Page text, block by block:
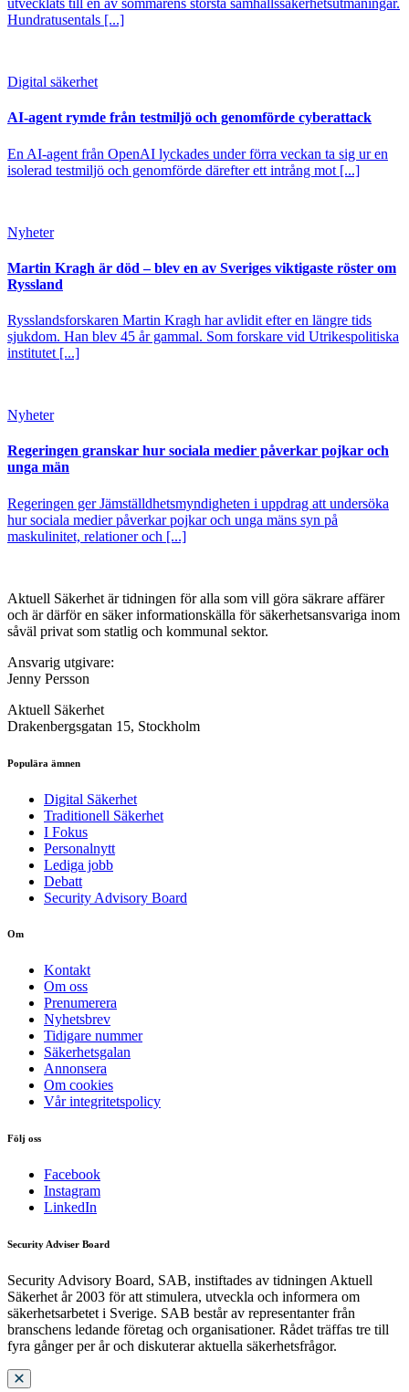
utvecklats till en av sommarens största samhällssäkerhetsutmaningar.
Hundratusentals [...]
Digital säkerhet
AI-agent rymde från testmiljö och genomförde cyberattack
En AI-agent från OpenAI lyckades under förra veckan ta sig ur en
isolerad testmiljö och genomförde därefter ett intrång mot [...]
Nyheter
Martin Kragh är död – blev en av Sveriges viktigaste röster om
Ryssland
Rysslandsforskaren Martin Kragh har avlidit efter en längre tids
sjukdom. Han blev 45 år gammal. Som forskare vid Utrikespolitiska
institutet [...]
Nyheter
Regeringen granskar hur sociala medier påverkar pojkar och
unga män
Regeringen ger Jämställdhetsmyndigheten i uppdrag att undersöka
hur sociala medier påverkar pojkar och unga mäns syn på
maskulinitet, relationer och [...]
Aktuell Säkerhet är tidningen för alla som vill göra säkrare affärer
och är därför en säker informationskälla för säkerhets­ansvariga inom
såväl privat som statlig och kommunal sektor.
Ansvarig utgivare:
Jenny Persson
Aktuell Säkerhet
Drakenbergsgatan 15, Stockholm
Populära ämnen
Digital Säkerhet
Traditionell Säkerhet
I Fokus
Personalnytt
Lediga jobb
Debatt
Security Advisory Board
Om
Kontakt
Om oss
Prenumerera
Nyhetsbrev
Tidigare nummer
Säkerhetsgalan
Annonsera
Om cookies
Vår integritetspolicy
Följ oss
Facebook
Instagram
LinkedIn
Security Adviser Board
Security Advisory Board, SAB, instiftades av tidningen Aktuell
Säkerhet år 2003 för att stimulera, utveckla och informera om
säkerhetsarbetet i Sverige. SAB består av representanter från
branschens ledande företag och organisationer. Rådet träffas tre till
fyra gånger per år och diskuterar aktuella säkerhetsfrågor.